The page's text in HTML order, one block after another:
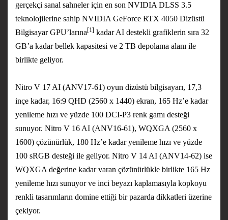
gerçekçi sanal sahneler için en son NVIDIA DLSS 3.5
teknolojilerine sahip NVIDIA GeForce RTX 4050 Dizüstü
Bilgisayar GPU’larına[1] kadar AI destekli grafiklerin sıra 32
GB’a kadar bellek kapasitesi ve 2 TB depolama alanı ile
birlikte geliyor.
Nitro V 17 AI (ANV17-61) oyun dizüstü bilgisayarı, 17,3
inçe kadar, 16:9 QHD (2560 x 1440) ekran, 165 Hz’e kadar
yenileme hızı ve yüzde 100 DCI-P3 renk gamı desteği
sunuyor. Nitro V 16 AI (ANV16-61), WQXGA (2560 x
1600) çözünürlük, 180 Hz’e kadar yenileme hızı ve yüzde
100 sRGB desteği ile geliyor. Nitro V 14 AI (ANV14-62) ise
WQXGA değerine kadar varan çözünürlükle birlikte 165 Hz
yenileme hızı sunuyor ve inci beyazı kaplamasıyla kopkoyu
renkli tasarımların domine ettiği bir pazarda dikkatleri üzerine
çekiyor.